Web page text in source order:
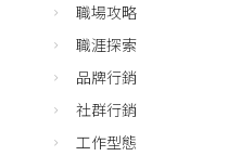
職場攻略
職涯探索
品牌行銷
社群行銷
工作型態